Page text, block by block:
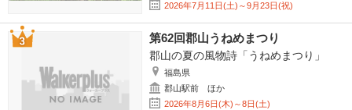
2026年7月11日(土)～9月23日(祝)
第62回郡山うねめまつり
郡山の夏の風物詩「うねめまつり」
福島県
郡山駅前 ほか
2026年8月6日(木)～8日(土)